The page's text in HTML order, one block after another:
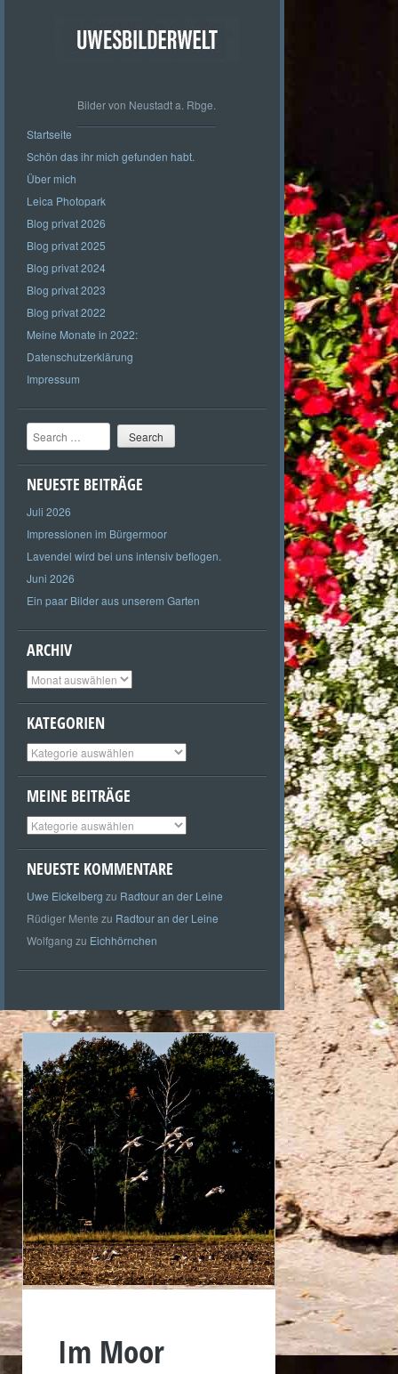
Bilder von Neustadt a. Rbge.
Startseite
Schön das ihr mich gefunden habt.
Über mich
Leica Photopark
Blog privat 2026
Blog privat 2025
Blog privat 2024
Blog privat 2023
Blog privat 2022
Meine Monate in 2022:
Datenschutzerklärung
Impressum
Search
NEUESTE BEITRÄGE
Juli 2026
Impressionen im Bürgermoor
Lavendel wird bei uns intensiv beflogen.
Juni 2026
Ein paar Bilder aus unserem Garten
ARCHIV
Archiv
KATEGORIEN
Kategorien
MEINE BEITRÄGE
Meine
Beiträge
NEUESTE KOMMENTARE
Uwe Eickelberg zu Radtour an der Leine
Rüdiger Mente zu Radtour an der Leine
Wolfgang zu Eichhörnchen
Im Moor